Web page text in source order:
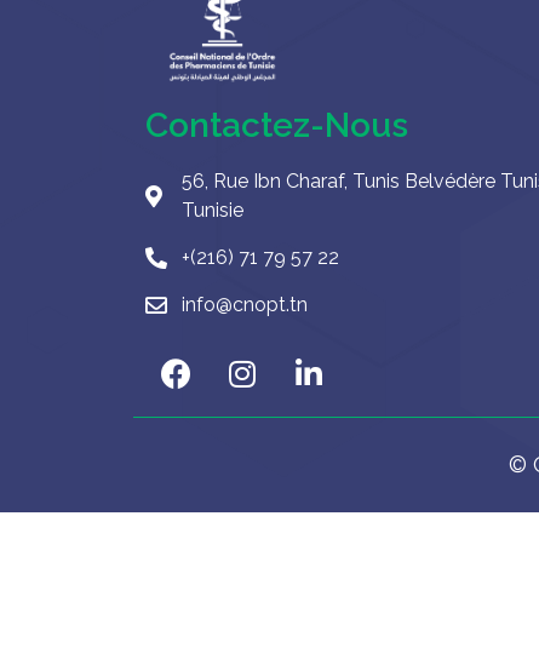
Contactez-Nous
56, Rue Ibn Charaf, Tunis Belvédère
Tunisie
+(216) 71 79 57 22
info@cnopt.tn
©